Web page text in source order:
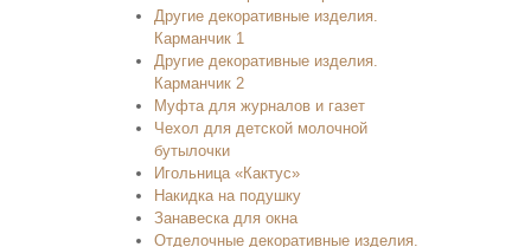
Другие декоративные изделия.
Карманчик 1
Другие декоративные изделия.
Карманчик 2
Муфта для журналов и газет
Чехол для детской молочной
бутылочки
Игольница «Кактус»
Накидка на подушку
Занавеска для окна
Отделочные декоративные изделия.